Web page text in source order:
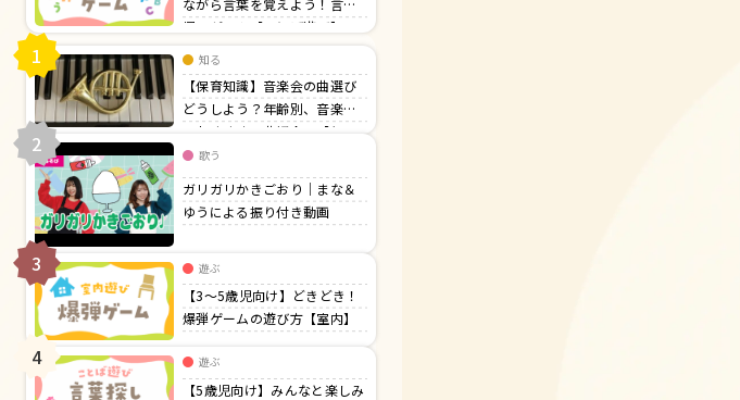
ながら言葉を覚えよう！言葉
探しゲーム【ことば遊び】
1 知る
【保育知識】音楽会の曲選び
どうしよう？年齢別、音楽会
でおすすめの曲紹介！【行
事】
2 歌う
ガリガリかきごおり｜まな＆
ゆうによる振り付き動画
3 遊ぶ
【3〜5歳児向け】どきどき！
爆弾ゲームの遊び方【室内】
4 遊ぶ
【5歳児向け】みんなと楽しみ